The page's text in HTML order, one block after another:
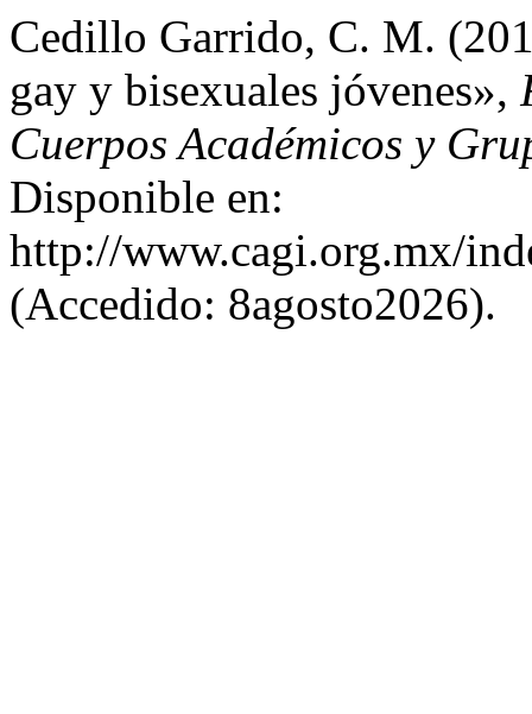
Cedillo Garrido, C. M.
gay y bisexuales jóvenes»,
Cuerpos Académicos y
Disponible en:
http://www.cagi.org.mx/
(Accedido: 8agosto2026).